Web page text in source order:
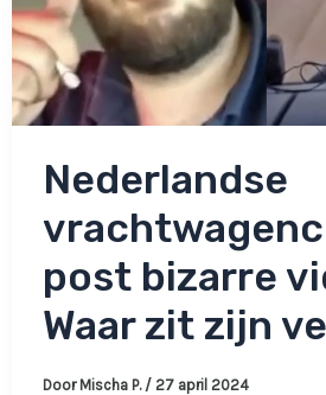
Nederlandse
post bizarre
Waar zit zijn
Door Mischa P. / 27 april 2024